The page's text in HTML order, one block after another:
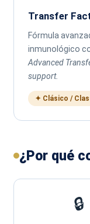
Transfer
Fórmula
inmunológico
Advanced
support.
✦ Clásico /
¿Por qué
🔒